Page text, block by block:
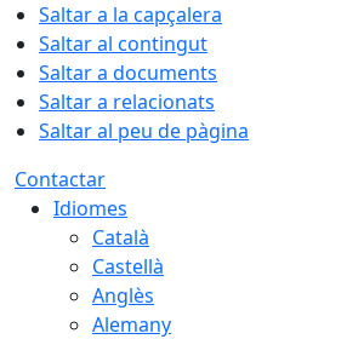
Saltar a la capçalera
Saltar al contingut
Saltar a documents
Saltar a relacionats
Saltar al peu de pàgina
Contactar
Idiomes
Català
Castellà
Anglès
Alemany